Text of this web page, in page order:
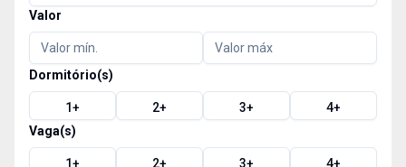
Valor
Dormitório(s)
1+ 2+ 3+ 4+
Vaga(s)
1+ 2+ 3+ 4+